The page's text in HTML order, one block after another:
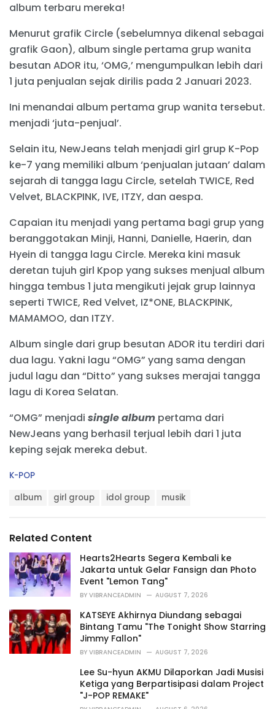
album terbaru mereka!
Menurut grafik Circle (sebelumnya dikenal sebagai
grafik Gaon), album single pertama grup wanita
besutan ADOR itu, ‘OMG,’ mengumpulkan lebih dari
1 juta penjualan sejak dirilis pada 2 Januari 2023.
Ini menandai album pertama grup wanita tersebut.
menjadi ‘juta-penjual’.
Selain itu, NewJeans telah menjadi girl grup K-Pop
ke-7 yang memiliki album ‘penjualan jutaan’ dalam
sejarah di tangga lagu Circle, setelah TWICE, Red
Velvet, BLACKPINK, IVE, ITZY, dan aespa.
Capaian itu menjadi yang pertama bagi grup yang
beranggotakan Minji, Hanni, Danielle, Haerin, dan
Hyein di tangga lagu Circle. Mereka kini masuk
deretan tujuh girl Kpop yang sukses menjual album
hingga tembus 1 juta mengikuti jejak grup lainnya
seperti TWICE, Red Velvet, IZ*ONE, BLACKPINK,
MAMAMOO, dan ITZY.
Album single dari grup besutan ADOR itu terdiri dari
dua lagu. Yakni lagu “OMG” yang sama dengan
judul lagu dan “Ditto” yang sukses merajai tangga
lagu di Korea Selatan.
“OMG” menjadi single album pertama dari
NewJeans yang berhasil terjual lebih dari 1 juta
keping sejak mereka debut.
C
r
i
e
s
:
K-POP
:
album girl group idol group musik
Related Content
Hearts2Hearts Segera Kembali ke
Jakarta untuk Gelar Fansign dan Photo
Event "Lemon Tang"
BY VIBRANCEADMIN AUGUST 7, 2026
KATSEYE Akhirnya Diundang sebagai
Bintang Tamu "The Tonight Show Starring
Jimmy Fallon"
BY VIBRANCEADMIN AUGUST 7, 2026
Lee Su-hyun AKMU Dilaporkan Jadi Musisi
Ketiga yang Berpartisipasi dalam Project
"J-POP REMAKE"